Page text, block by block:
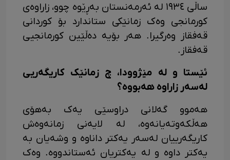
ساڵی ١٩٣٤ لە ئەرمەنستان بەڕێوە چوو، زاراوەی
کورمانجی وەک زمانێکی ستاندارد بۆ کوردانی
قەفقاز وەرگیرا. هەر بۆیە دەڵێین کورمانجیی
قەفقاز.
ئێستا و لە مێژوودا، چ زمانێک کاریگەریی
لەسەر زاراوە هەبووە؟
هەموو گەلانی دراوسێی یەک بەهۆی
هەڵکەوتەیانەوە، لە لایەنی زمانەوەش
کاریگەرییان لەسەر یەکتر داناوە و وشەیان بە
یەکتر داوە و لە یەکتریان ئەستاندووە. وەک